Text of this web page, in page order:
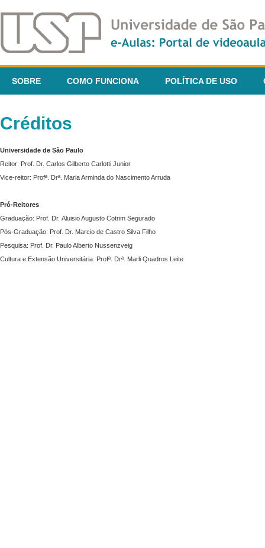
SOBRE COMO FUNCIONA POLÍTICA DE USO
Créditos
Universidade de São Paulo
Reitor: Prof. Dr. Carlos Gilberto Carlotti Junior
Vice-reitor: Profª. Drª. Maria Arminda do Nascimento Arruda
Pró-Reitores
Graduação: Prof. Dr. Aluisio Augusto Cotrim Segurado
Pós-Graduação: Prof. Dr. Marcio de Castro Silva Filho
Pesquisa: Prof. Dr. Paulo Alberto Nussenzveig
Cultura e Extensão Universitária: Profª. Drª. Marli Quadros Leite